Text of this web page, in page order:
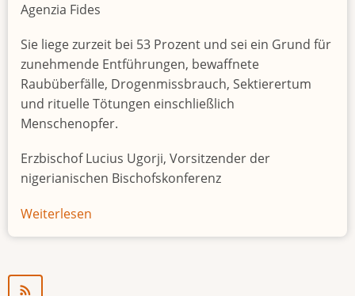
Agenzia Fides
Sie liege zurzeit bei 53 Prozent und sei ein Grund für
zunehmende Entführungen, bewaffnete
Raubüberfälle, Drogenmissbrauch, Sektierertum
und rituelle Tötungen einschließlich
Menschenopfer.
Erzbischof Lucius Ugorji, Vorsitzender der
nigerianischen Bischofskonferenz
Weiterlesen
Jugendarbeitslosigkeit